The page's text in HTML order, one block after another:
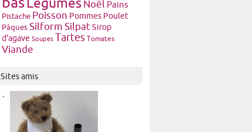
Légumes Noël Pains
Pistache Poisson Pommes Poulet
Pâques Silform Silpat Sirop
d'agave Soupes Tartes Tomates
Viande
Sites amis